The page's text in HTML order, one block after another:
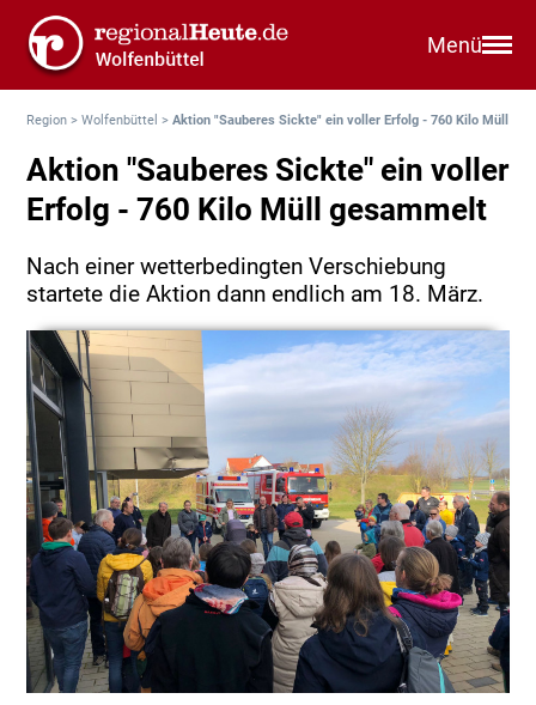
Menü
Region >Wolfenbüttel >Aktion "Sauberes Sickte" ein voller Erfolg - 760 Kilo Müll
Aktion "Sauberes Sickte" ein voller
Erfolg - 760 Kilo Müll gesammelt
Nach einer wetterbedingten Verschiebung
startete die Aktion dann endlich am 18. März.